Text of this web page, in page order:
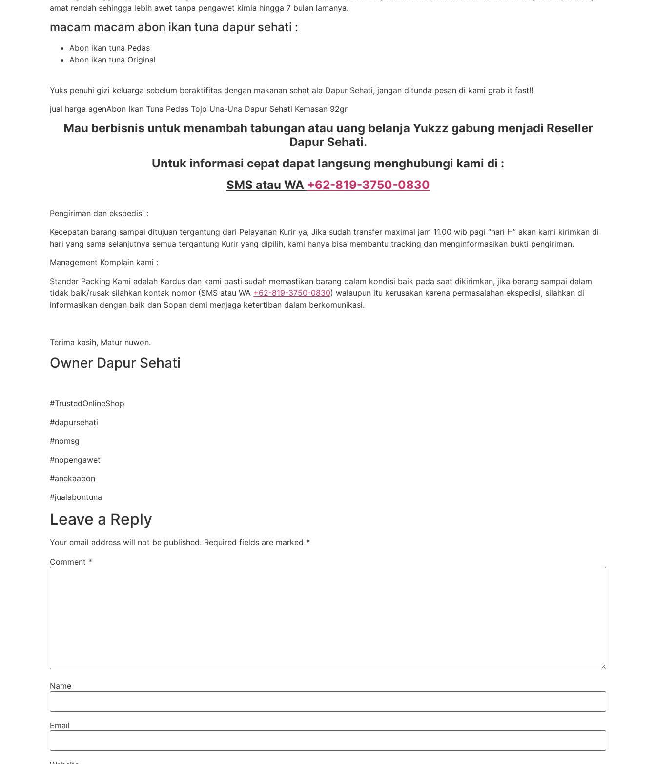
amat rendah sehingga lebih awet tanpa pengawet kimia hingga 7 bulan lamanya.
macam macam abon ikan tuna dapur sehati :
Abon ikan tuna Pedas
Abon ikan tuna Original
Yuks penuhi gizi keluarga sebelum beraktifitas dengan makanan sehat ala Dapur Sehati, jangan ditunda pesan di kami grab it fast!!
jual harga agenAbon Ikan Tuna Pedas Tojo Una-Una Dapur Sehati Kemasan 92gr
Mau berbisnis untuk menambah tabungan atau uang belanja Yukzz gabung menjadi Reseller
Dapur Sehati.
Untuk informasi cepat dapat langsung menghubungi kami di :
SMS atau WA +62-819-3750-0830
Pengiriman dan ekspedisi :
Kecepatan barang sampai ditujuan tergantung dari Pelayanan Kurir ya, Jika sudah transfer maximal jam 11.00 wib pagi “hari H” akan kami kirimkan di
hari yang sama selanjutnya semua tergantung Kurir yang dipilih, kami hanya bisa membantu tracking dan menginformasikan bukti pengiriman.
Management Komplain kami :
Standar Packing Kami adalah Kardus dan kami pasti sudah memastikan barang dalam kondisi baik pada saat dikirimkan, jika barang sampai dalam
tidak baik/rusak silahkan kontak nomor (SMS atau WA +62-819-3750-0830) walaupun itu kerusakan karena permasalahan ekspedisi, silahkan di
informasikan dengan baik dan Sopan demi menjaga ketertiban dalam berkomunikasi.
Terima kasih, Matur nuwon.
Owner Dapur Sehati
#TrustedOnlineShop
#dapursehati
#nomsg
#nopengawet
#anekaabon
#jualabontuna
Leave a Reply
Your email address will not be published. Required fields are marked *
Comment *
Name
Email